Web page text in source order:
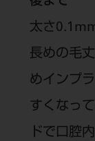
太さ
長めの毛
めインプ
すくなっ
ドで口腔